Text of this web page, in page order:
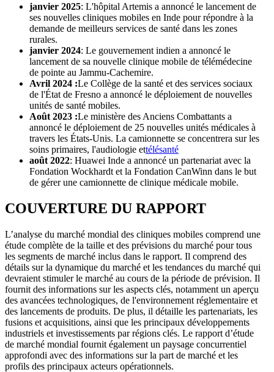
janvier 2025: L'hôpital Artemis a annoncé le lancement de
ses nouvelles cliniques mobiles en Inde pour répondre à la
demande de meilleurs services de santé dans les zones
rurales.
janvier 2024: Le gouvernement indien a annoncé le
lancement de sa nouvelle clinique mobile de télémédecine
de pointe au Jammu-Cachemire.
Avril 2024 :Le Collège de la santé et des services sociaux
de l'État de Fresno a annoncé le déploiement de nouvelles
unités de santé mobiles.
Août 2023 :Le ministère des Anciens Combattants a
annoncé le déploiement de 25 nouvelles unités médicales à
travers les États-Unis. La camionnette se concentrera sur les
soins primaires, l'audiologie ettélésanté
août 2022: Huawei Inde a annoncé un partenariat avec la
Fondation Wockhardt et la Fondation CanWinn dans le but
de gérer une camionnette de clinique médicale mobile.
COUVERTURE DU RAPPORT
L’analyse du marché mondial des cliniques mobiles comprend une
étude complète de la taille et des prévisions du marché pour tous
les segments de marché inclus dans le rapport. Il comprend des
détails sur la dynamique du marché et les tendances du marché qui
devraient stimuler le marché au cours de la période de prévision. Il
fournit des informations sur les aspects clés, notamment un aperçu
des avancées technologiques, de l'environnement réglementaire et
des lancements de produits. De plus, il détaille les partenariats, les
fusions et acquisitions, ainsi que les principaux développements
industriels et investissements par régions clés. Le rapport d’étude
de marché mondial fournit également un paysage concurrentiel
approfondi avec des informations sur la part de marché et les
profils des principaux acteurs opérationnels.